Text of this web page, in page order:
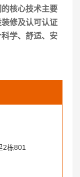
核心技术主要
修及认可认证
学、舒适、安
2栋801